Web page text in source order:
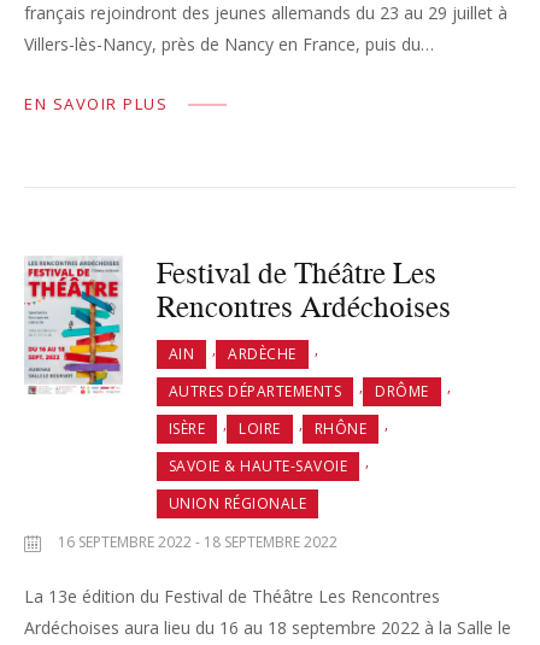
français rejoindront des jeunes allemands du 23 au 29 juillet à
Villers-lès-Nancy, près de Nancy en France, puis du…
EN SAVOIR PLUS
Festival de Théâtre Les
Rencontres Ardéchoises
AIN , ARDÈCHE ,
AUTRES DÉPARTEMENTS , DRÔME ,
ISÈRE , LOIRE , RHÔNE ,
SAVOIE & HAUTE-SAVOIE ,
UNION RÉGIONALE
16 SEPTEMBRE 2022 - 18 SEPTEMBRE 2022
La 13e édition du Festival de Théâtre Les Rencontres
Ardéchoises aura lieu du 16 au 18 septembre 2022 à la Salle le